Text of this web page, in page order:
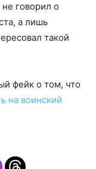
говорил о
а лишь
такой
фейк о том, что
на воинский